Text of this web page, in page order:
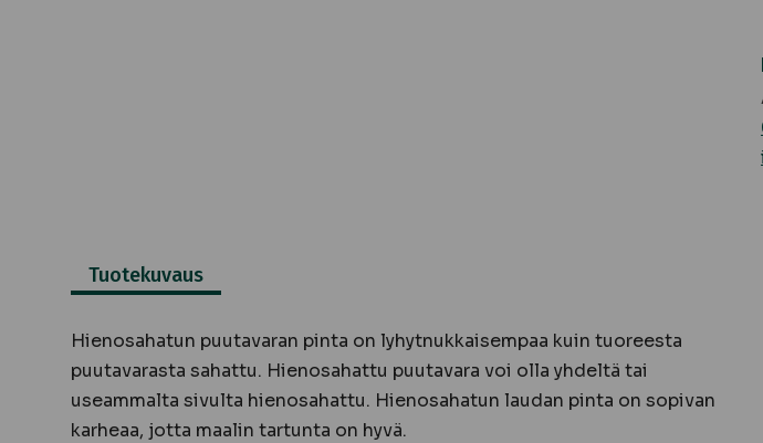
Tuotekuvaus
Hienosahatun puutavaran pinta on lyhytnukkaisempaa kuin tuoreesta
puutavarasta sahattu. Hienosahattu puutavara voi olla yhdeltä tai
useammalta sivulta hienosahattu. Hienosahatun laudan pinta on sopivan
karheaa, jotta maalin tartunta on hyvä.